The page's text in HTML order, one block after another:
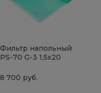
Фильтр напольный
РS-70 G-3 1,5х20
8 700 руб.